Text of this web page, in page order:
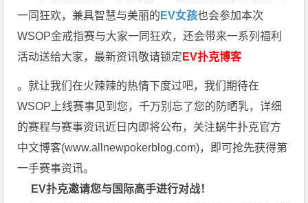
一同狂欢，兼具智慧与美丽的 EV女孩也会参加本次
WSOP金戒指赛与大家一同狂欢，还会带来一系列福利
活动送给大家，最新资讯敬请锁定 EV扑克博客
。就让我们在火辣辣的热情下度过吧，我们期待在
WSOP上线赛事见到您，千万别忘了您的防晒乳，详细
的赛程与赛事资讯近日内即将公布，关注蜗牛扑克官方
中文博客(www.allnewpokerblog.com)，即可抢先获得第
一手赛事资讯。
EV扑克邀请您与国际高手进行对战！